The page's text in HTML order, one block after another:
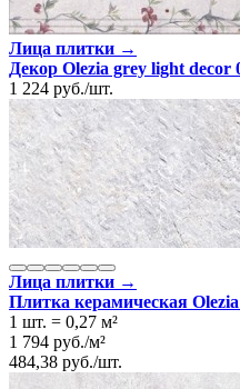
Единица измер. коллекциим2
Лица плитки →
Декор Olezia grey light decor
1 224 руб./шт.
Лица плитки →
Плитка керамическая
1 шт. = 0,27 м²
1 794 руб./м²
484,38 руб./шт.